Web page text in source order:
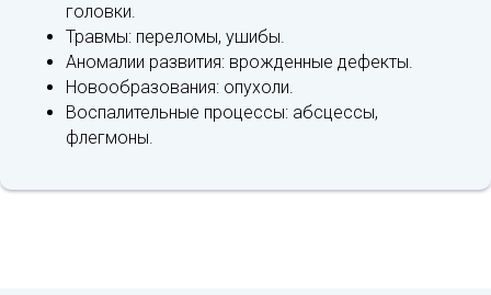
головки.
Травмы: переломы, ушибы.
Аномалии развития: врожденные дефекты.
Новообразования: опухоли.
Воспалительные процессы: абсцессы,
флегмоны.